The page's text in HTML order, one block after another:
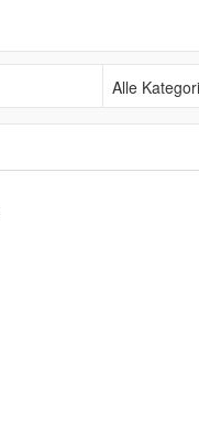
Alle Kategorien